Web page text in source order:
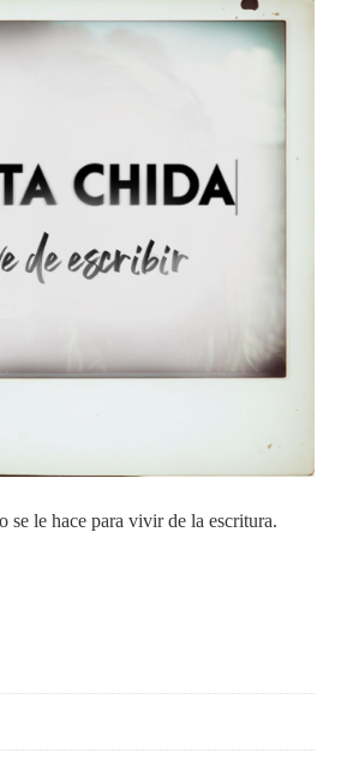
se le hace para vivir de la escritura.